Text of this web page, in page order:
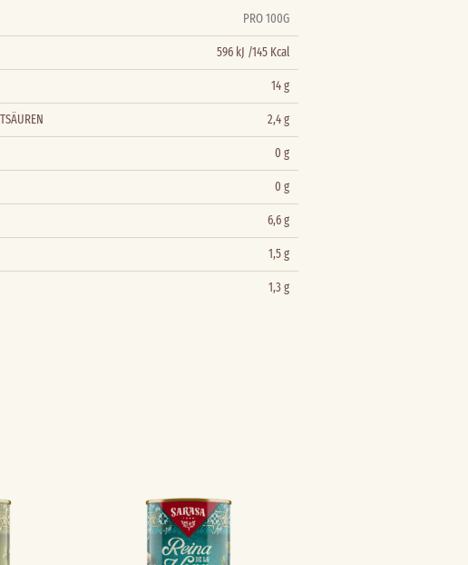
PRO 100G
596 kJ /145 Kcal
14 g
2,4 g
0 g
0 g
6,6 g
1,5 g
1,3 g